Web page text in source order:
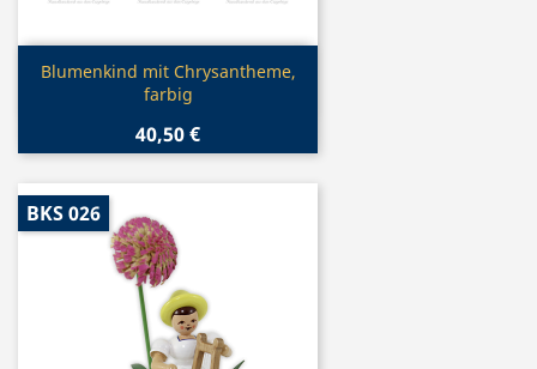
 Vorschau
Blumenkind mit Chrysantheme,
farbig
40,50 €
BKS 026